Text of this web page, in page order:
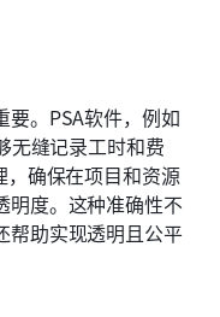
要。PSA软件，例如
无缝记录工时和费
，确保在项目和资源
明度。这种准确性不
帮助实现透明且公平